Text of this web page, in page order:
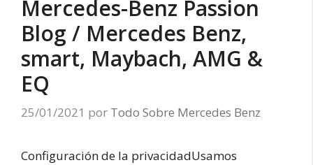
Mercedes-Benz Passion
Blog / Mercedes Benz,
smart, Maybach, AMG &
EQ
25/01/2021 por Todo Sobre Mercedes Benz
Configuración de la privacidadUsamos